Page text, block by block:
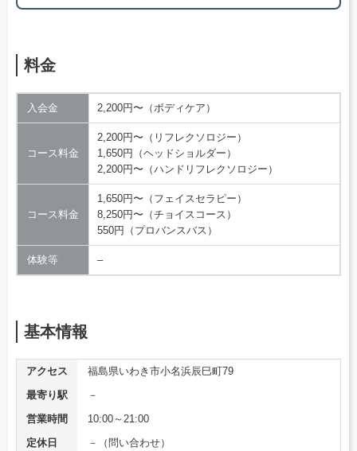
料金
入会金 2,200円〜（ボディケア）
コース料金
2,200円〜（リフレクソロジー）
1,650円（ヘッドショルダー）
2,200円〜（ハンドリフレクソロジー）
コース料金
1,650円〜（フェイスセラピー）
8,250円〜（チョイスコース）
550円（プロバンスバス）
体験等 –
基本情報
アクセス
福島県いわき市小名浜辰巳町79
最寄り駅
－
営業時間
10:00～21:00
定休日
－（問い合わせ）